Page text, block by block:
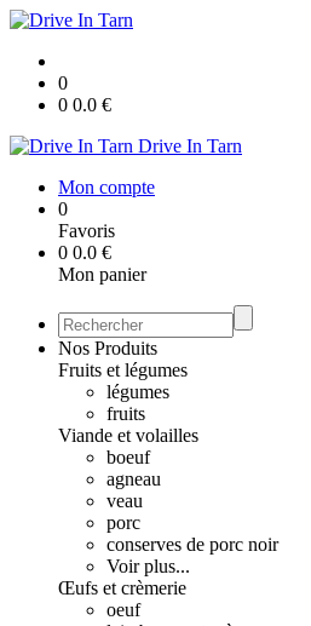
0
0 0.0 €
Drive In Tarn
Mon compte
0
Favoris
0 0.0 €
Mon panier
Nos Produits
Fruits et légumes
légumes
fruits
Viande et volailles
boeuf
agneau
veau
porc
conserves de porc noir
Voir plus...
Œufs et crèmerie
oeuf